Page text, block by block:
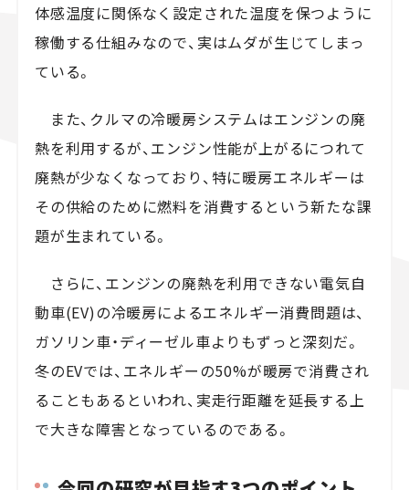
体感温度に関係なく設定された温度を保つように
稼働する仕組みなので、実はムダが生じてしまっ
ている。
また、クルマの冷暖房システムはエンジンの廃
熱を利用するが、エンジン性能が上がるにつれて
廃熱が少なくなっており、特に暖房エネルギーは
その供給のために燃料を消費するという新たな課
題が生まれている。
さらに、エンジンの廃熱を利用できない電気自
動車(EV)の冷暖房によるエネルギー消費問題は、
ガソリン車・ディーゼル車よりもずっと深刻だ。
冬のEVでは、エネルギーの50%が暖房で消費され
ることもあるといわれ、実走行距離を延長する上
で大きな障害となっているのである。